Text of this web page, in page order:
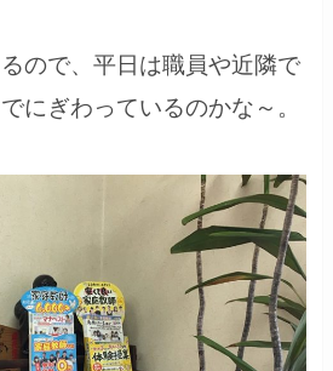
ので、平日は職員や近隣で
にぎわっているのかな～。